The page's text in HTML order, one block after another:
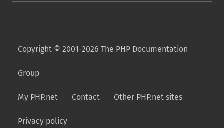
Copyright © 2001-2026 The PHP Documentation
Group
My PHP.net Contact Other PHP.net sites
Privacy policy